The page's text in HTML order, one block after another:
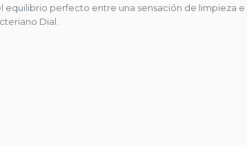
equilibrio perfecto entre una sensación de limpieza
Dial.